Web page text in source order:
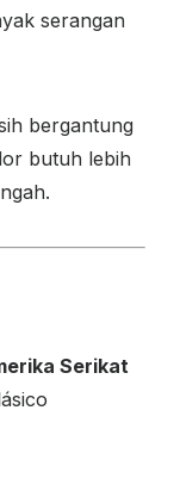
serangan
bergantung
butuh lebih
Serikat